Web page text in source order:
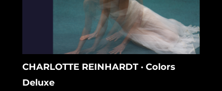
CHARLOTTE REINHARDT · Colors
Deluxe